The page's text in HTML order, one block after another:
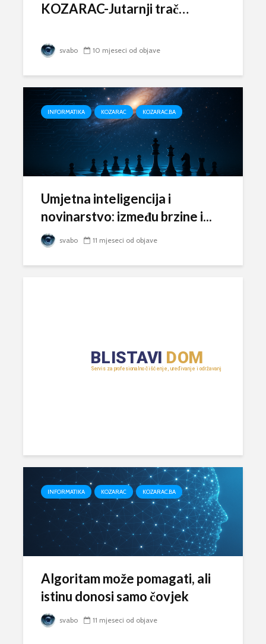
KOZARAC-Jutarnji trač…
svabo 10 mjeseci od objave
INFORMATIKA KOZARAC KOZARAC.BA
Umjetna inteligencija i
novinarstvo: između brzine i...
svabo 11 mjeseci od objave
INFORMATIKA KOZARAC KOZARAC.BA
Algoritam može pomagati, ali
istinu donosi samo čovjek
svabo 11 mjeseci od objave